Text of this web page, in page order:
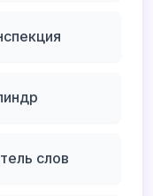
слов